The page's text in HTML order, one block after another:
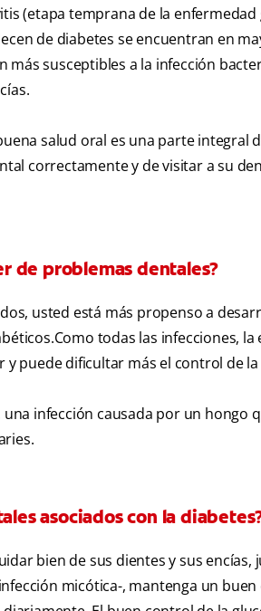
(etapa temprana de la enfermedad
de diabetes se encuentran en
susceptibles a la infección
salud oral es una parte integral
correctamente y de visitar a su
de problemas dentales?
usted está más propenso a
todas las infecciones,
puede dificultar más el control de
infección causada por un hongo
asociados con la
bien de sus dientes y sus encías,
micótica-, mantenga un